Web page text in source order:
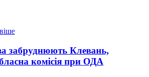
забруднюють Клевань,
комісія при ОДА